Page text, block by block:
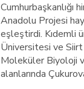
Cumhurbaşkanlığı
Anadolu Projesi
eşleştirdi. Kıdemli
Üniversitesi ve
Moleküler Biyoloji
alanlarında